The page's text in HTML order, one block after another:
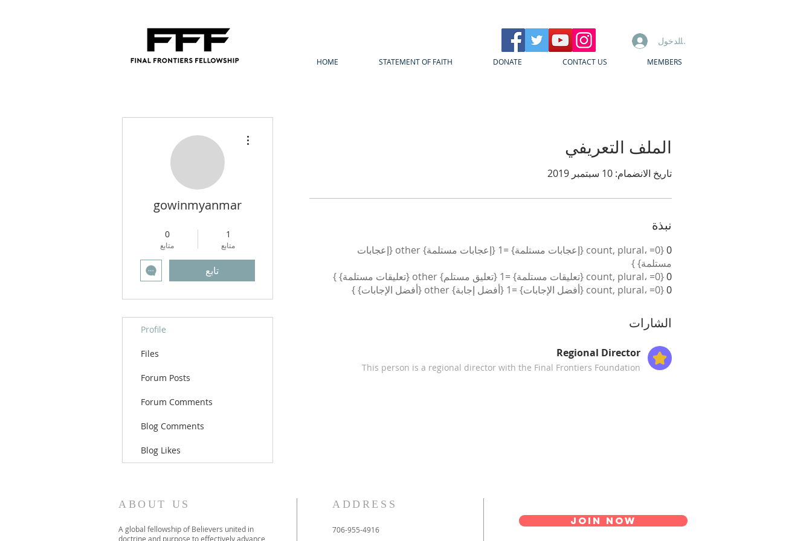
تسجيل الدخول
HOME STATEMENT OF FAITH DONATE CONTACT US MEMBERS
الملف التعريفي
تاريخ الانضمام: 10 سبتمبر 2019
نبذة
0
{count, plural، =0 {إعجابات مستلمة} =1 {إعجابات مستلمة} other {إعجابات
مستلمة} }
0{count, plural، =0 {تعليقات مستلمة} =1 {تعليق مستلم} other {تعليقات مستلمة} }
0{count, plural، =0 {أفضل الإجابات} =1 {أفضل إجابة} other {أفضل الإجابات} }
الشارات
Regional Director
This person is a regional director with the Final Frontiers Foundation
gowinmyanmar
1
متابع
0
متابع
تابع
Profile
Files
Forum Posts
Forum Comments
Blog Comments
Blog Likes
ABOUT US
A global fellowship of Believers united in
doctrine and purpose to effectively advance
ADDRESS
706-955-4916
Join Now